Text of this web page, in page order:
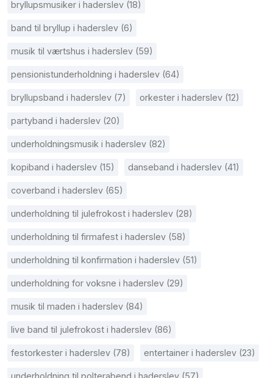
bryllupsmusiker i haderslev (18)
band til bryllup i haderslev (6)
musik til værtshus i haderslev (59)
pensionistunderholdning i haderslev (64)
bryllupsband i haderslev (7) orkester i haderslev (12)
partyband i haderslev (20)
underholdningsmusik i haderslev (82)
kopiband i haderslev (15) danseband i haderslev (41)
coverband i haderslev (65)
underholdning til julefrokost i haderslev (28)
underholdning til firmafest i haderslev (58)
underholdning til konfirmation i haderslev (51)
underholdning for voksne i haderslev (29)
musik til maden i haderslev (84)
live band til julefrokost i haderslev (86)
festorkester i haderslev (78) entertainer i haderslev (23)
underholdning til polterabend i haderslev (57)